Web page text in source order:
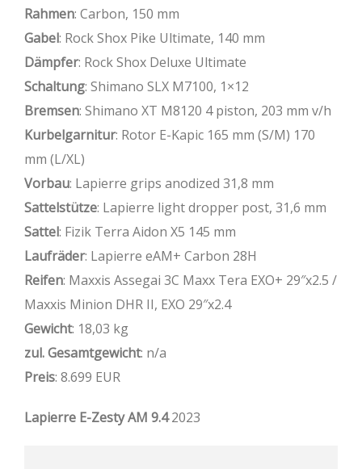
Rahmen: Carbon, 150 mm
Gabel: Rock Shox Pike Ultimate, 140 mm
Dämpfer: Rock Shox Deluxe Ultimate
Schaltung: Shimano SLX M7100, 1×12
Bremsen: Shimano XT M8120 4 piston, 203 mm v/h
Kurbelgarnitur: Rotor E-Kapic 165 mm (S/M) 170
mm (L/XL)
Vorbau: Lapierre grips anodized 31,8 mm
Sattelstütze: Lapierre light dropper post, 31,6 mm
Sattel: Fizik Terra Aidon X5 145 mm
Laufräder: Lapierre eAM+ Carbon 28H
Reifen: Maxxis Assegai 3C Maxx Tera EXO+ 29″x2.5 /
Maxxis Minion DHR II, EXO 29″x2.4
Gewicht: 18,03 kg
zul. Gesamtgewicht: n/a
Preis: 8.699 EUR
Lapierre E-Zesty AM 9.42023